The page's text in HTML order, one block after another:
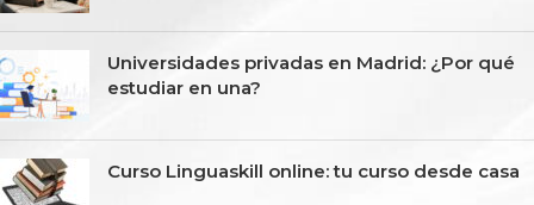
Universidades privadas en Madrid: ¿Por qué
estudiar en una?
Curso Linguaskill online: tu curso desde casa